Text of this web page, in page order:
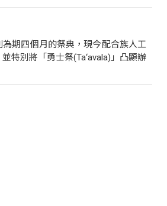
期四個月的祭典，現今配合族人工
特別將「勇士祭(Ta‘avala)」凸顯辦